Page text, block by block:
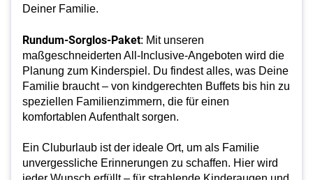
Deiner Familie.
Rundum-Sorglos-Paket: Mit unseren
maßgeschneiderten All-Inclusive-Angeboten wird die
Planung zum Kinderspiel. Du findest alles, was Deine
Familie braucht – von kindgerechten Buffets bis hin zu
speziellen Familienzimmern, die für einen
komfortablen Aufenthalt sorgen.
Ein Cluburlaub ist der ideale Ort, um als Familie
unvergessliche Erinnerungen zu schaffen. Hier wird